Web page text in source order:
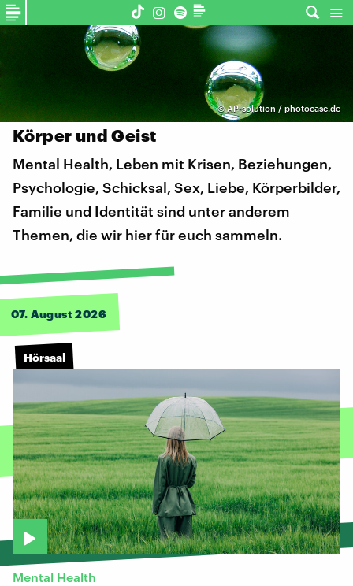
©AP-solution / photocase.de
Körper und Geist
Mental Health, Leben mit Krisen, Beziehungen,
Psychologie, Schicksal, Sex, Liebe, Körperbilder,
Familie und Identität sind unter anderem
Themen, die wir hier für euch sammeln.
07. August 2026
Hörsaal
Mental Health